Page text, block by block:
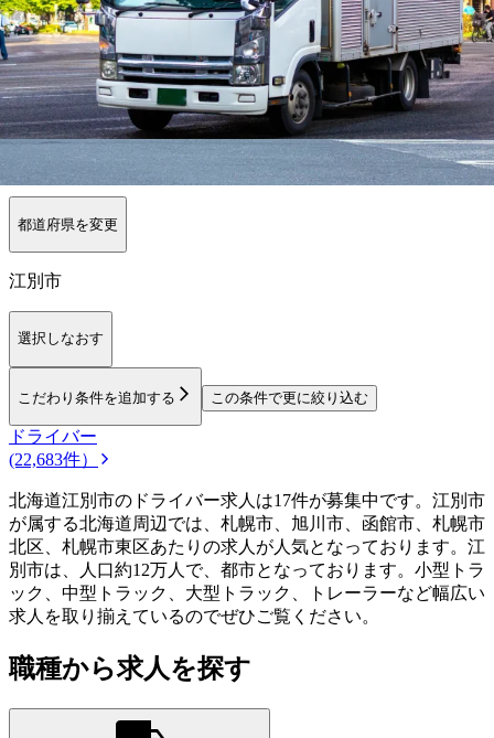
【北海道・東北 】他の都道府県から探
す
青森県岩手県宮城県山形県福島県 秋田県
勤務エリア
都道府県を変更
江別市
選択しなおす
こだわり条件を追加する この条件で更に絞り込む
ドライバー
(22,683件）
北海道江別市のドライバー求人は17件が募集中です。江別市
が属する北海道周辺では、札幌市、旭川市、函館市、札幌市
北区、札幌市東区あたりの求人が人気となっております。江
別市は、人口約12万人で、都市となっております。小型トラ
ック、中型トラック、大型トラック、トレーラーなど幅広い
求人を取り揃えているのでぜひご覧ください。
職種から求人を探す